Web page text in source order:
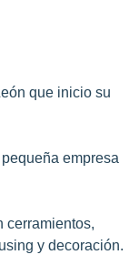
que inicio su
empresa
cerramientos,
y decoración.